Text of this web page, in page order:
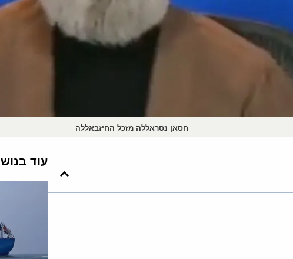
חסאן נסראללה מזכל החיזבאללה
עוד